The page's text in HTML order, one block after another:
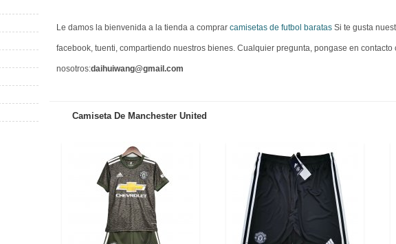
Le damos la bienvenida a la tienda a comprar camisetas de futbol baratas Si te gusta
facebook, tuenti, compartiendo nuestros bienes. Cualquier pregunta, pongase en contacto
nosotros:daihuiwang@gmail.com
Camiseta De Manchester United